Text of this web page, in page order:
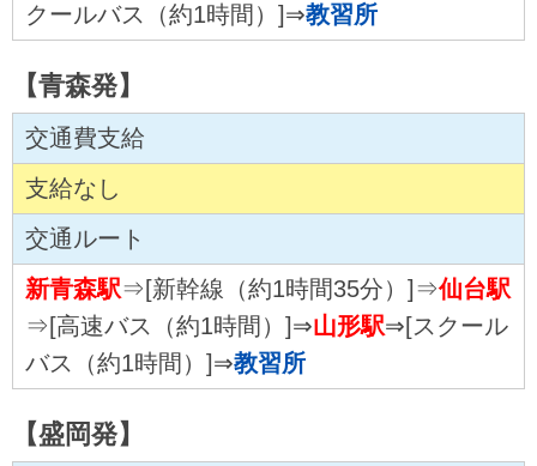
クールバス（約1時間）]⇒教習所
【青森発】
交通費支給
支給なし
交通ルート
新青森駅⇒[新幹線（約1時間35分）]⇒仙台駅
⇒[高速バス（約1時間）]⇒山形駅⇒[スクール
バス（約1時間）]⇒教習所
【盛岡発】